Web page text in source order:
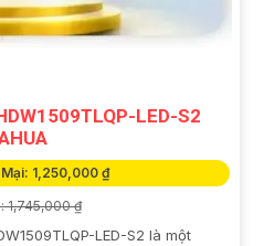
LED-S2
1,250,000 ₫
1,745,000 ₫
LED-S2 là một